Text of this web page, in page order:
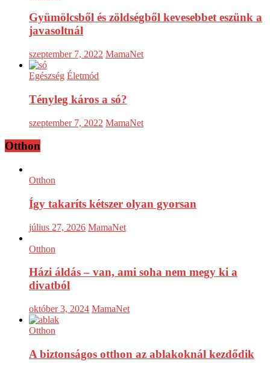
Gyümölcsből és zöldségből kevesebbet eszünk a
javasoltnál
szeptember 7, 2022 MamaNet
Egészség Életmód
Tényleg káros a só?
szeptember 7, 2022 MamaNet
Otthon
Otthon
Így takaríts kétszer olyan gyorsan
július 27, 2026 MamaNet
Otthon
Házi áldás – van, ami soha nem megy ki a
divatból
október 3, 2024 MamaNet
Otthon
A biztonságos otthon az ablakoknál kezdődik